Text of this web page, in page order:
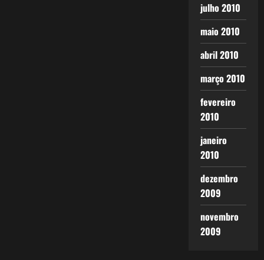
julho 2010
maio 2010
abril 2010
março 2010
fevereiro
2010
janeiro
2010
dezembro
2009
novembro
2009